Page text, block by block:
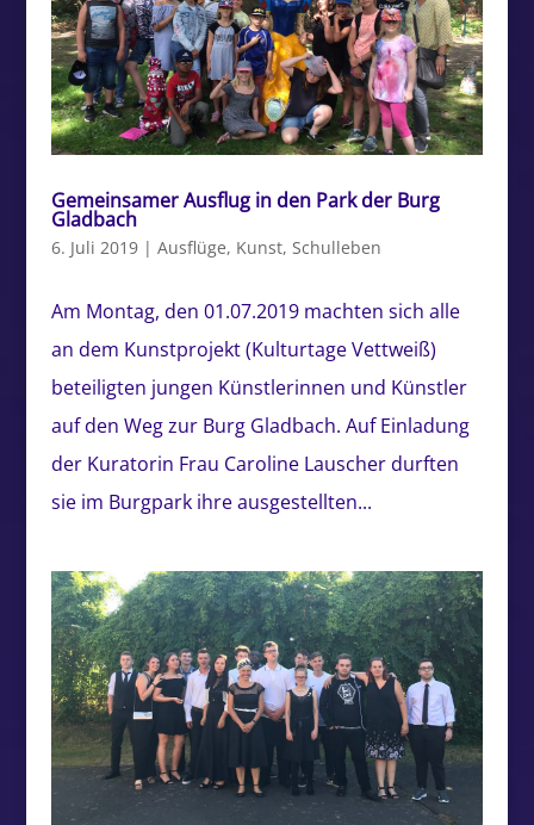
Gemeinsamer Ausflug in den Park der Burg
Gladbach
6. Juli 2019| Ausflüge, Kunst, Schulleben
Am Montag, den 01.07.2019 machten sich alle
an dem Kunstprojekt (Kulturtage Vettweiß)
beteiligten jungen Künstlerinnen und Künstler
auf den Weg zur Burg Gladbach. Auf Einladung
der Kuratorin Frau Caroline Lauscher durften
sie im Burgpark ihre ausgestellten...